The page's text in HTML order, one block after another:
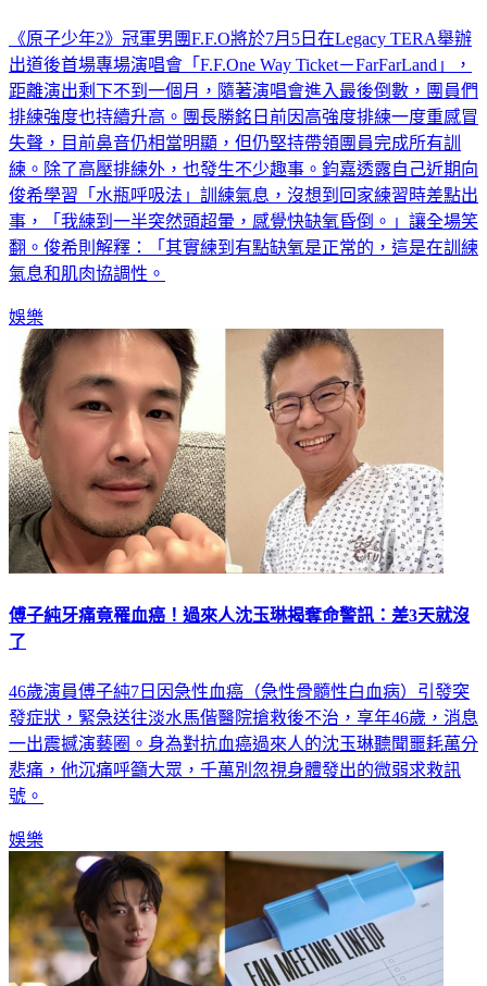
《原子少年2》冠軍男團F.F.O將於7月5日在Legacy TERA舉辦
出道後首場專場演唱會「F.F.One Way Ticket－FarFarLand」，
距離演出剩下不到一個月，隨著演唱會進入最後倒數，團員們
排練強度也持續升高。團長勝銘日前因高強度排練一度重感冒
失聲，目前鼻音仍相當明顯，但仍堅持帶領團員完成所有訓
練。除了高壓排練外，也發生不少趣事。鈞嘉透露自己近期向
俊希學習「水瓶呼吸法」訓練氣息，沒想到回家練習時差點出
事，「我練到一半突然頭超暈，感覺快缺氧昏倒。」讓全場笑
翻。俊希則解釋：「其實練到有點缺氧是正常的，這是在訓練
氣息和肌肉協調性。
娛樂
傅子純牙痛竟罹血癌！過來人沈玉琳揭奪命警訊：差3天就沒
了
46歲演員傅子純7日因急性血癌（急性骨髓性白血病）引發突
發症狀，緊急送往淡水馬偕醫院搶救後不治，享年46歲，消息
一出震撼演藝圈。身為對抗血癌過來人的沈玉琳聽聞噩耗萬分
悲痛，他沉痛呼籲大眾，千萬別忽視身體發出的微弱求救訊
號。
娛樂